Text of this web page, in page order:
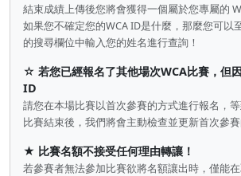
結束成績上傳後您將會獲得一個屬於您專屬的
如果您不確定您的WCA ID是什麼，那麼您可以
的搜尋欄位中輸入您的姓名進行查詢！
☆ 若您已經報名了其他場次WCA比賽，但
ID
請您在本場比賽以首次參賽的方式進行報名，
比賽結束後，我們將會主動檢查並更新首次參賽
★ 比賽名額不接受任何理由轉讓！
若參賽者無法參加比賽欲將名額讓出時，僅能